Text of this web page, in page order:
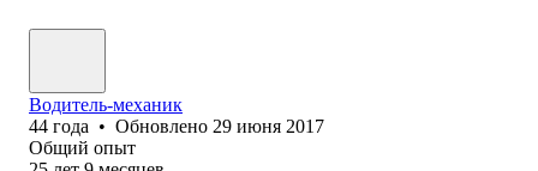
Водитель-механик
44 года • Обновлено 29 июня 2017
Общий опыт